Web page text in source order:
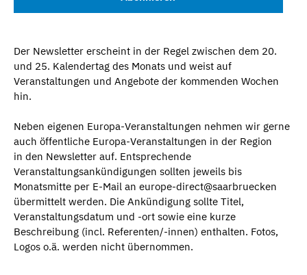
Der Newsletter erscheint in der Regel zwischen dem 20.
und 25. Kalendertag des Monats und weist auf
Veranstaltungen und Angebote der kommenden Wochen
hin.
Neben eigenen Europa-Veranstaltungen nehmen wir gerne
auch öffentliche Europa-Veranstaltungen in der Region
in den Newsletter auf. Entsprechende
Veranstaltungsankündigungen sollten jeweils bis
Monatsmitte per E-Mail an europe-direct@saarbruecken
übermittelt werden. Die Ankündigung sollte Titel,
Veranstaltungsdatum und -ort sowie eine kurze
Beschreibung (incl. Referenten/-innen) enthalten. Fotos,
Logos o.ä. werden nicht übernommen.